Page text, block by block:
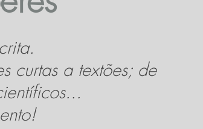
curtas a textões; de